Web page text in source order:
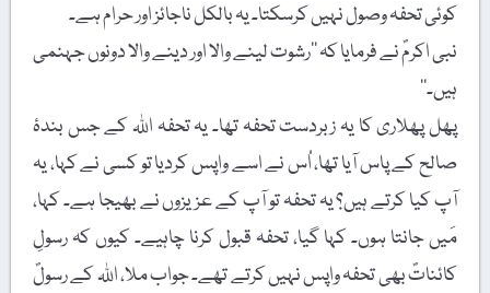
کوئی تحفہ وصول نہیں کرسکتا۔ یہ بالکل ناجائز اور حرام ہے۔
نبی اکرمؐ نے فرمایا کہ ’’رشوت لینے والا اور دینے والا دونوں جہنمی
ہیں۔‘‘
پھل پھلاری کا یہ زبردست تحفہ تھا۔ یہ تحفہ اللہ کے جس بندۂ
صالح کے پاس آیا تھا، اُس نے اسے واپس کردیا تو کسی نے کہا، یہ
آپ کیا کرتے ہیں؟ یہ تحفہ تو آپ کے عزیزوں نے بھیجا ہے۔ کہا،
مَیں جانتا ہوں۔ کہا گیا، تحفہ قبول کرنا چاہیے۔ کیوں کہ رسولِ
کائناتؐ بھی تحفہ واپس نہیں کرتے تھے۔ جواب ملا، اللہ کے رسولؐ